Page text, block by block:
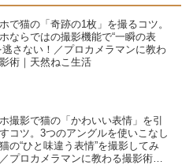
で猫の「奇跡の1枚」を撮るコツ。
ならではの撮影機能で“一瞬の表
逃さない！／プロカメラマンに教わ
術｜天然ねこ生活
撮影で猫の「かわいい表情」を引
コツ。3つのアングルを使いこなし
の“ひと味違う表情”を撮影してみ
プロカメラマンに教わる撮影術｜